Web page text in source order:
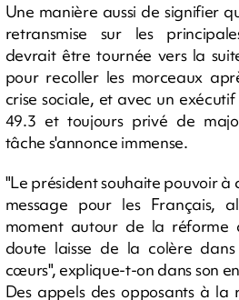
Une manière aussi de signifier
retransmise sur les
devrait être tournée vers la
pour recoller les morceaux
crise sociale, et avec un
49.3 et toujours privé de
tâche s'annonce immense.
"Le président souhaite pouvoir à
message pour les Français,
moment autour de la réforme
doute laisse de la colère
cœurs", explique-t-on dans son
Des appels des opposants à la